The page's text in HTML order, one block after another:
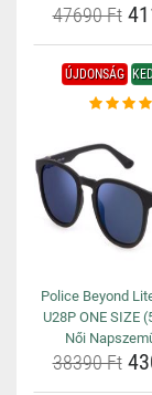
47690 Ft
ÚJDONSÁG
Police Beyond
U28P ONE SIZE
Női
38390 Ft